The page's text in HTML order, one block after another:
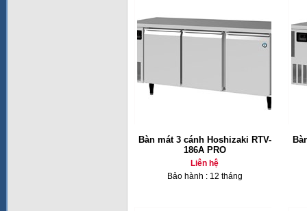
Bàn mát 3 cánh Hoshizaki RTV-
186A PRO
Liên hệ
Bảo hành : 12 tháng